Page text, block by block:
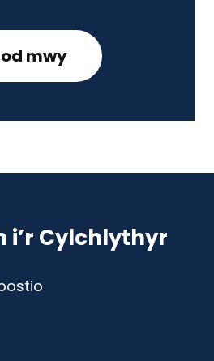
mwy
i’r Cylchlythyr